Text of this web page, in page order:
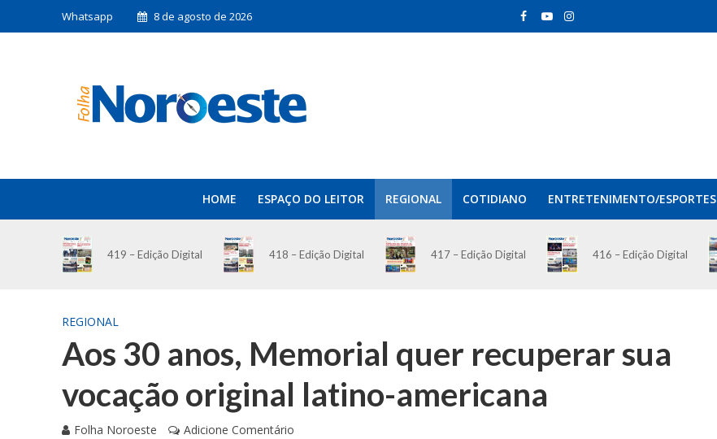
Whatsapp 8 de agosto de 2026
HOME ESPAÇO DO LEITOR REGIONAL COTIDIANO ENTRETENIMENTO/ESPORTES
419 – Edição Digital 418 – Edição Digital 417 – Edição Digital 416 – Edição Digital
REGIONAL
Aos 30 anos, Memorial quer recuperar sua
vocação original latino-americana
Folha Noroeste Adicione Comentário